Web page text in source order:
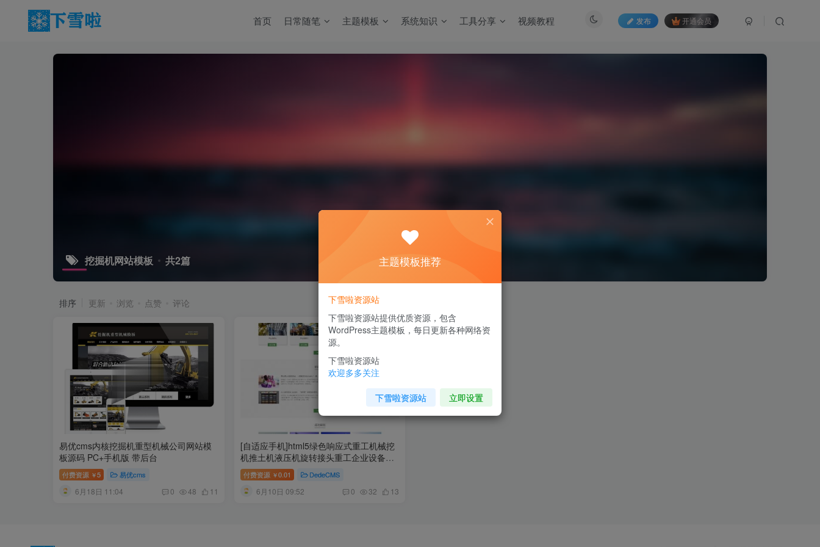
发布 开通会员
首页 日常随笔 主题模板 系统知识 工具分享 视频教程
挖掘机网站模板 共2篇
排序 更新 浏览 点赞 评论
易优cms内核挖掘机重型机械公司网站模
板源码 PC+手机版 带后台
付费资源 ￥5 易优cms
6月18日 11:04 0 48 11
[自适应手机]html5绿色响应式重工机械挖
机推土机液压机旋转接头重工企业设备公
司网站源码 织梦模板dede模板
付费资源 ￥0.01 DedeCMS
6月10日 09:52 0 32 13
主题模板推荐
下雪啦资源站
下雪啦资源站提供优质资源，包含
WordPress主题模板，每日更新各种网络资
源。
下雪啦资源站
欢迎多多关注
下雪啦资源站 立即设置